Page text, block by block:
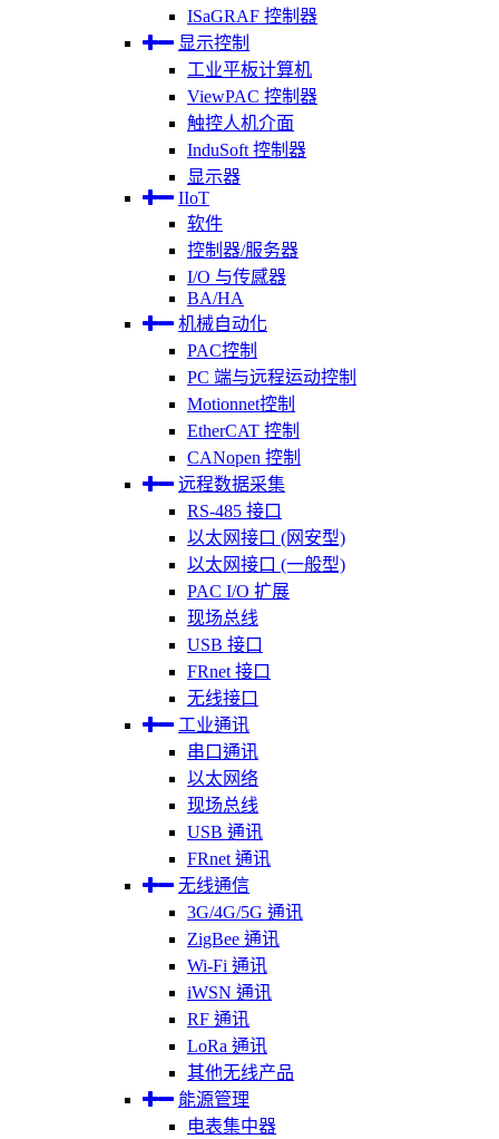
ISaGRAF 控制器
显示控制
工业平板计算机
ViewPAC 控制器
触控人机介面
InduSoft 控制器
显示器
IIoT
软件
控制器/服务器
I/O 与传感器
BA/HA
机械自动化
PAC控制
PC 端与远程运动控制
Motionnet控制
EtherCAT 控制
CANopen 控制
远程数据采集
RS-485 接口
以太网接口 (网安型)
以太网接口 (一般型)
PAC I/O 扩展
现场总线
USB 接口
FRnet 接口
无线接口
工业通讯
串口通讯
以太网络
现场总线
USB 通讯
FRnet 通讯
无线通信
3G/4G/5G 通讯
ZigBee 通讯
Wi-Fi 通讯
iWSN 通讯
RF 通讯
LoRa 通讯
其他无线产品
能源管理
电表集中器